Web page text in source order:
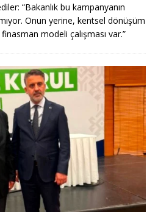
“Bakanlık bu kampanyanın
Onun yerine, kentsel dönüşüm
modeli çalışması var.”